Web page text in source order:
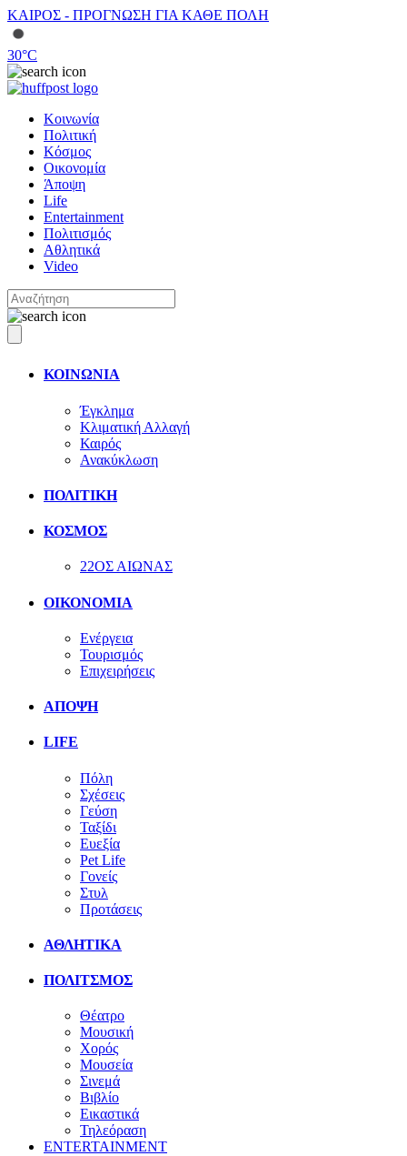
ΚΑΙΡΟΣ - ΠΡΟΓΝΩΣΗ ΓΙΑ ΚΑΘΕ ΠΟΛΗ
30°C
Κοινωνία
Πολιτική
Κόσμος
Οικονομία
Άποψη
Life
Entertainment
Πολιτισμός
Αθλητικά
Video
ΚΟΙΝΩΝΙΑ
Έγκλημα
Κλιματική Αλλαγή
Καιρός
Ανακύκλωση
ΠΟΛΙΤΙΚΗ
ΚΟΣΜΟΣ
22ΟΣ ΑΙΩΝΑΣ
ΟΙΚΟΝΟΜΙΑ
Ενέργεια
Τουρισμός
Επιχειρήσεις
ΑΠΟΨΗ
LIFE
Πόλη
Σχέσεις
Γεύση
Ταξίδι
Ευεξία
Pet Life
Γονείς
Στυλ
Προτάσεις
ΑΘΛΗΤΙΚΑ
ΠΟΛΙΤΣΜΟΣ
Θέατρο
Μουσική
Χορός
Μουσεία
Σινεμά
Βιβλίο
Εικαστικά
Τηλεόραση
ENTERTAINMENT